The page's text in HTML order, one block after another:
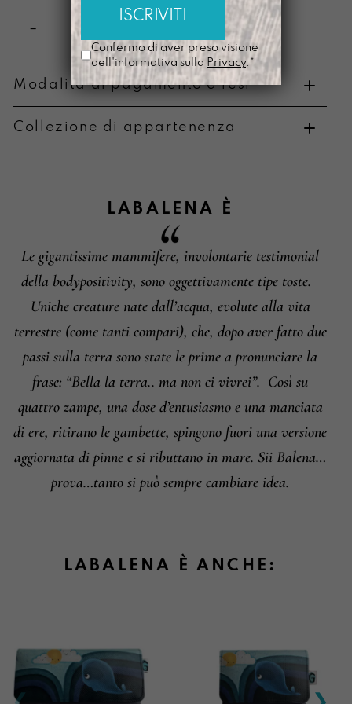
–
Modalità di pagamento e resi
Informazioni su cambi e resi
Collezione di appartenenza
LABALENA È
Le gigantissime mammifere, involontarie testimonial
della bodypositivity, sono oggettivamente tipe toste.
Uniche creature nate dall’acqua, evolute alla vita
terrestre (come tanti compari), che, dopo aver fatto due
passi sulla terra sono state le prime a pronunciare la
frase: “Bella la terra.. ma non ci vivrei”. Così su
quattro zampe, una dose d’entusiasmo e una manciata
di ere, ritirano le gambette, spingono fuori una versione
aggiornata di pinne e si ributtano in mare. Sii Balena…
prova…tanto si può sempre cambiare idea.
LABALENA È ANCHE:
Confermo di aver preso visione
dell'informativa sulla Privacy.*